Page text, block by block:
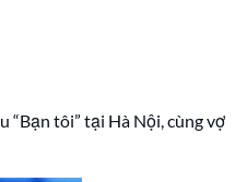
“Bạn tôi” tại Hà Nội, cùng vợ